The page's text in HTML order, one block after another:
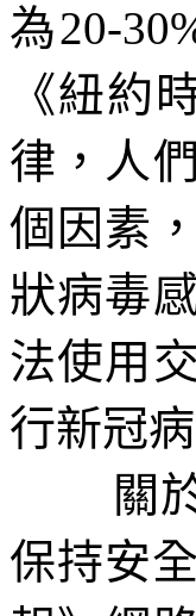
為20-
《紐約
律，人
個因素
狀病毒
法使用
行新冠
關
保持安